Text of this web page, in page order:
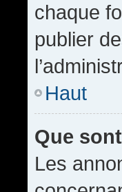
chaque
publier
Haut
Que
Les